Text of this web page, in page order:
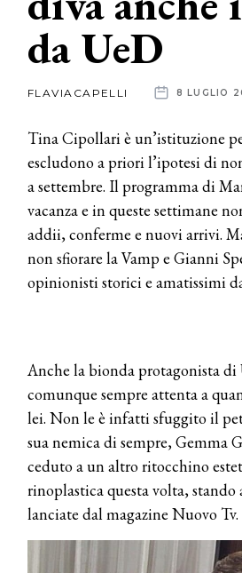
News
da UeD
FLAVIACAPELLI 8 LUGLIO
Tina Cipollari è un’istituzione
escludono a priori l’ipotesi di
a settembre. Il programma di
vacanza e in queste settimane
addii, conferme e nuovi arrivi.
non sfiorare la Vamp e Gianni
opinionisti storici e amatissimi
Anche la bionda protagonista
comunque sempre attenta a
lei. Non le è infatti sfuggito il
sua nemica di sempre, Gemma
ceduto a un altro ritocchino
rinoplastica questa volta,
lanciate dal magazine Nuovo Tv.